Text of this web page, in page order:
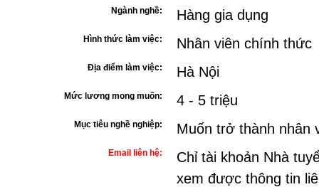
Ngành nghề: Hàng gia dụng
Hình thức làm việc: Nhân viên chính thức
Địa điểm làm việc: Hà Nội
Mức lương mong muốn: 4 - 5 triệu
Mục tiêu nghề nghiệp: Muốn trở thành nhân
Email liên hệ:
Chỉ tài khoản Nhà
xem được thông tin